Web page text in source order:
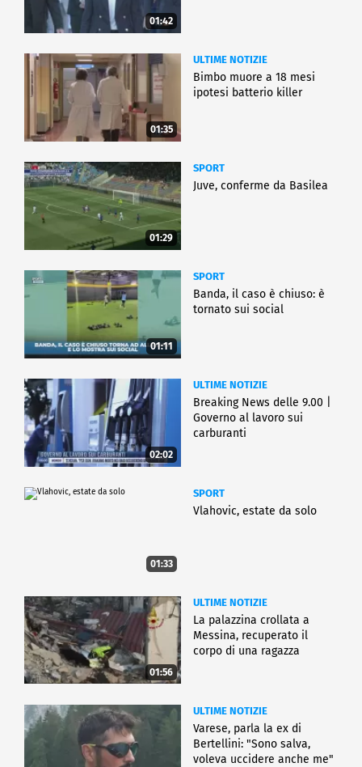
01:42
01:35
ULTIME NOTIZIE
Bimbo muore a 18 mesi
ipotesi batterio killer
01:29
SPORT
Juve, conferme da Basilea
01:11
SPORT
Banda, il caso è chiuso: è
tornato sui social
02:02
ULTIME NOTIZIE
Breaking News delle 9.00 |
Governo al lavoro sui
carburanti
01:33
SPORT
Vlahovic, estate da solo
01:56
ULTIME NOTIZIE
La palazzina crollata a
Messina, recuperato il
corpo di una ragazza
ULTIME NOTIZIE
Varese, parla la ex di
Bertellini: "Sono salva,
voleva uccidere anche me"